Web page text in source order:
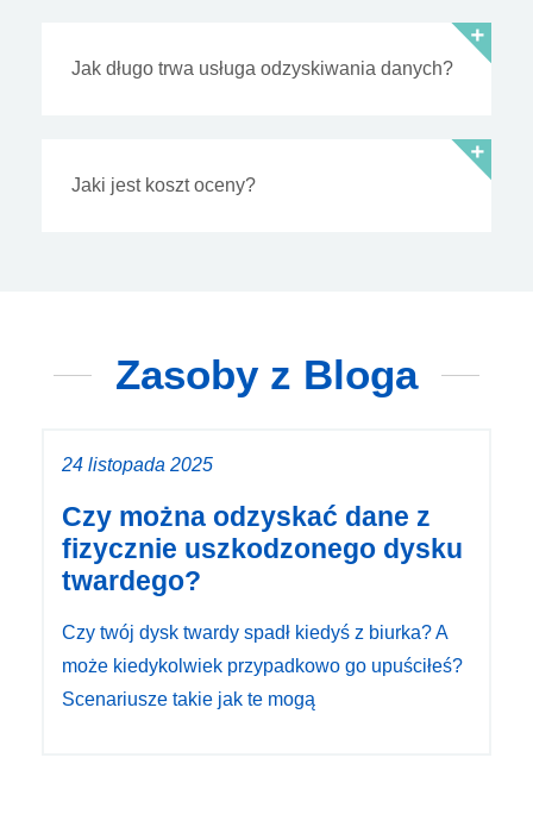
Jak długo trwa usługa odzyskiwania danych?
Jaki jest koszt oceny?
Zasoby z Bloga
24 listopada 2025
Czy można odzyskać dane z
fizycznie uszkodzonego dysku
twardego?
Czy twój dysk twardy spadł kiedyś z biurka? A
może kiedykolwiek przypadkowo go upuściłeś?
Scenariusze takie jak te mogą